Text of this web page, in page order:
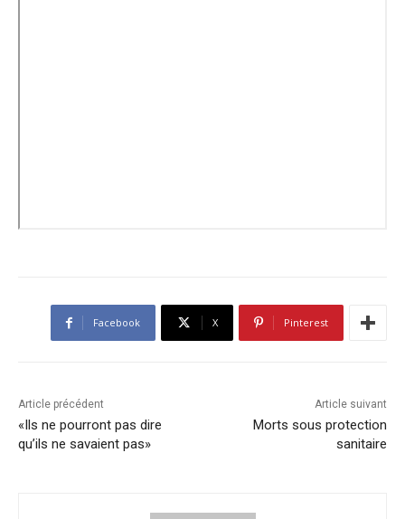
Facebook X Pinterest
Article précédent
«Ils ne pourront pas dire
qu’ils ne savaient pas»
Article suivant
Morts sous protection
sanitaire